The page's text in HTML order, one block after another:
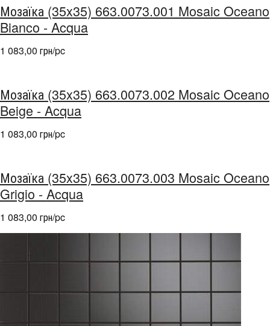
Мозаїка (35x35) 663.0073.001 Mosaic Oceano
Bianco - Acqua
1 083,00 грн/pc
Мозаїка (35x35) 663.0073.002 Mosaic Oceano
Beige - Acqua
1 083,00 грн/pc
Мозаїка (35x35) 663.0073.003 Mosaic Oceano
Grigio - Acqua
1 083,00 грн/pc